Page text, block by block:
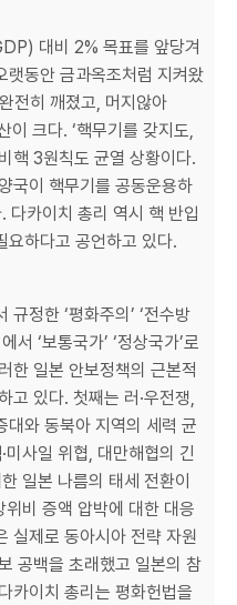
대비 2% 목표를 앞당겨
랫동안 금과옥조처럼 지켜왔
전히 깨졌고, 머지않아
크다. ‘핵무기를 갖지도,
핵 3원칙도 균열 상황이다.
국이 핵무기를 공동운용하
다카이치 총리 역시 핵 반입
요하다고 공언하고 있다.
정한 ‘평화주의’ ‘전수방
서 ‘보통국가’ ‘정상국가’로
한 일본 안보정책의 근본적
고 있다. 첫째는 러·우전쟁,
대와 동북아 지역의 세력 균
사일 위협, 대만해협의 긴
일본 나름의 태세 전환이
비 증액 압박에 대한 대응
실제로 동아시아 전략 자원
공백을 초래했고 일본의 참
카이치 총리는 평화헌법을